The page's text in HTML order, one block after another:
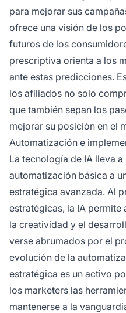
para mejorar sus
ofrece una visión de los
futuros de los
prescriptiva orienta a los
ante estas predicciones.
los afiliados no solo
que también sepan los
mejorar su posición en el
Automatización e
La tecnología de IA lleva
automatización básica a
estratégica avanzada. Al
estratégicas, la IA permite
la creatividad y el
verse abrumados por el
evolución de la
estratégica es un activo
los marketers las
mantenerse a la